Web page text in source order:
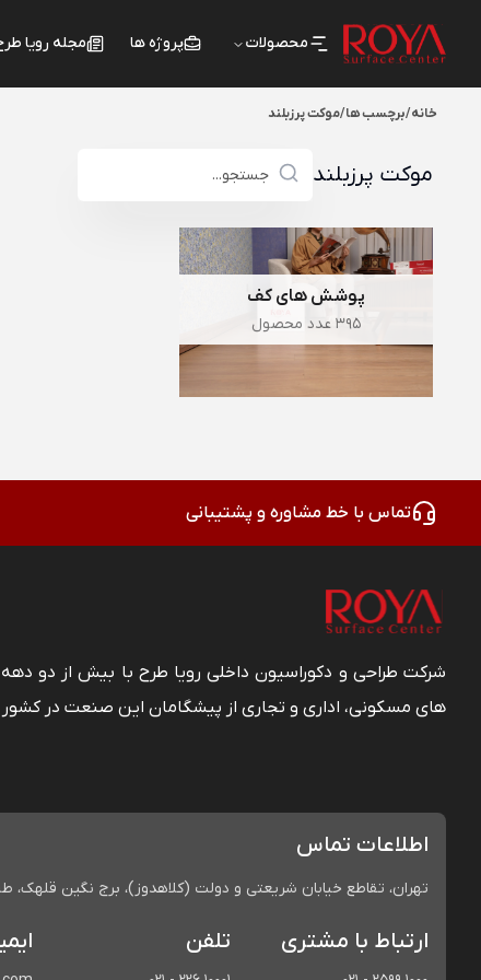
محصولات پروژه ها مجله رویا
خانه/برچسب ها/موکت پرزبلند
موکت پرزبلند
پوشش های کف
395 عدد محصول
تماس با خط مشاوره و پشتیبانی
شرکت طراحی و دکوراسیون داخلی رویا طرح با بیش از دو
های مسکونی، اداری و تجاری از پیشگامان این صنعت در
اطلاعات تماس
تهران، تقاطع خیابان شریعتی و دولت (کلاهدوز)، برج نگین قلهک،
ارتباط با مشتری تلفن